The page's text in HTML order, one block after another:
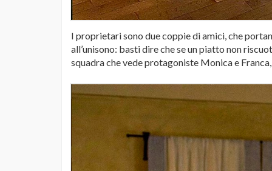
I proprietari sono due coppie di amici, che
all’unisono: basti dire che se un piatto non
squadra che vede protagoniste Monica e